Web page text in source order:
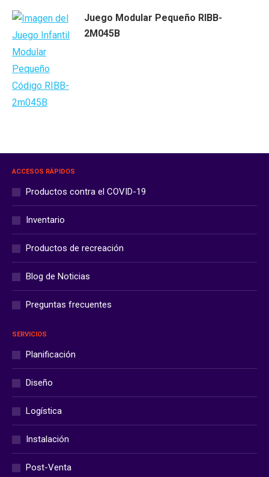
Juego Modular Pequeño RIBB-
2M045B
ACCESOS RÁPIDOS
Productos contra el COVID-19
Inventario
Productos de recreación
Blog de Noticias
Preguntas frecuentes
SERVICIOS
Planificación
Diseño
Logística
Instalación
Post-Venta